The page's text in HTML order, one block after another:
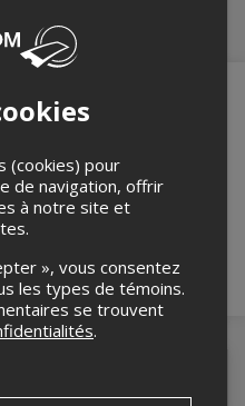
bas.
(cookies) pour
de navigation, offrir
à notre site et
», vous consentez
les types de témoins.
se trouvent
.